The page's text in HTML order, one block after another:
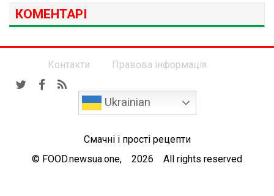
КОМЕНТАРІ
Контакти Правова інформація
Ukrainian
Смачні і прості рецепти
© FOOD.newsua.one, 2026 All rights reserved